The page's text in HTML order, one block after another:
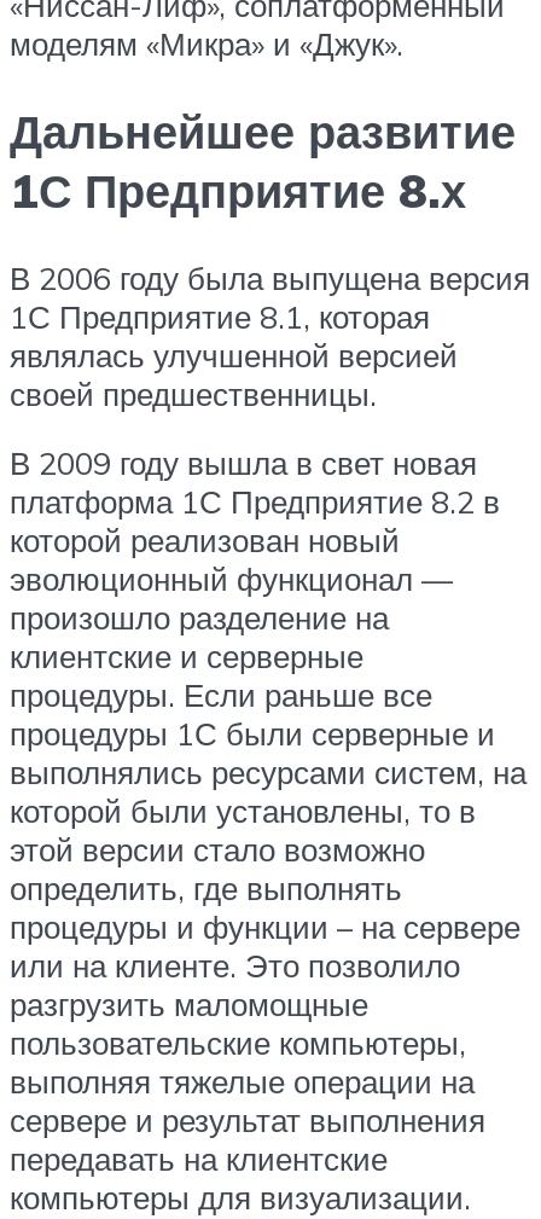
моделям «Микра» и «Джук».
Дальнейшее развитие
1С Предприятие 8.х
В 2006 году была выпущена версия
1С Предприятие 8.1, которая
являлась улучшенной версией
своей предшественницы.
В 2009 году вышла в свет новая
платформа 1С Предприятие 8.2 в
которой реализован новый
эволюционный функционал —
произошло разделение на
клиентские и серверные
процедуры. Если раньше все
процедуры 1С были серверные и
выполнялись ресурсами систем, на
которой были установлены, то в
этой версии стало возможно
определить, где выполнять
процедуры и функции – на сервере
или на клиенте. Это позволило
разгрузить маломощные
пользовательские компьютеры,
выполняя тяжелые операции на
сервере и результат выполнения
передавать на клиентские
компьютеры для визуализации.